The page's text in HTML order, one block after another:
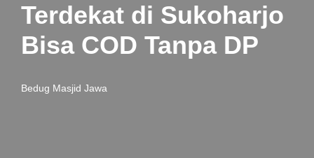
Terdekat di Sukoharjo
Bisa COD Tanpa DP
Bedug Masjid Jawa